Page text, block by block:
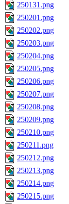
250131.png
250201.png
250202.png
250203.png
250204.png
250205.png
250206.png
250207.png
250208.png
250209.png
250210.png
250211.png
250212.png
250213.png
250214.png
250215.png